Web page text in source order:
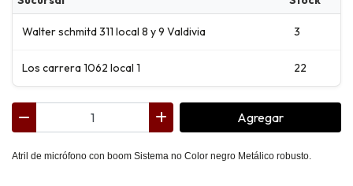
Walter schmitd 311 local 8 y 9 Valdivia 3
Los carrera 1062 local 1 22
Agregar
Atril de micrófono con boom Sistema no Color negro Metálico robusto.